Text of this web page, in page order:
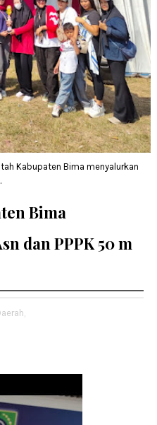
Kabupaten Bima menyalurkan
Bima
dan PPPK 50 m